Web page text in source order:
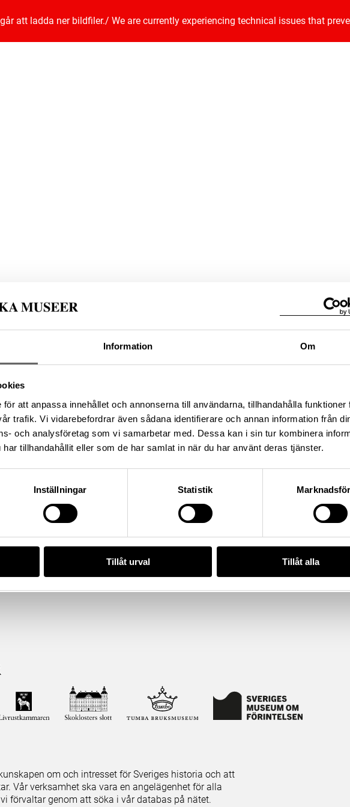
Information Om
att anpassa innehållet och annonserna till användarna, tillhandahålla funktioner
trafik. Vi vidarebefordrar även sådana identifierare och annan information från
och analysföretag som vi samarbetar med. Dessa kan i sin tur kombinera
tillhandahållit eller som de har samlat in när du har använt deras tjänster.
Inställningar Statistik
Tillåt urval Tillåt alla
att ladda ner bildfiler./ We are currently experiencing technical issues that
2BFC-45A1-8326-35584EC76293
licensen CC0.
om och intresset för Sveriges historia och att
Vår verksamhet ska vara en angelägenhet för alla
förvaltar genom att söka i vår databas på nätet.